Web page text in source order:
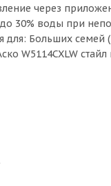
через
30% воды при
для: Больших
W5114CXLW